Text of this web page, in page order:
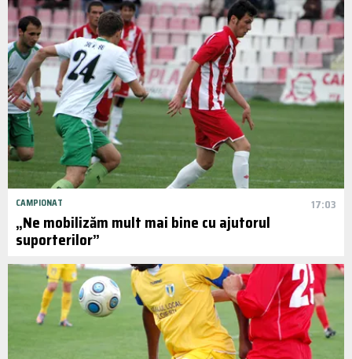
CAMPIONAT 17:03
„Ne mobilizăm mult mai bine cu ajutorul
suporterilor”